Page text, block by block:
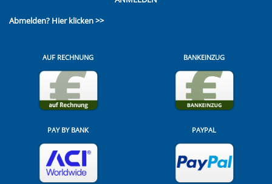
Abmelden? Hier klicken >>
AUF RECHNUNG BANKEINZUG
PAY BY BANK PAYPAL